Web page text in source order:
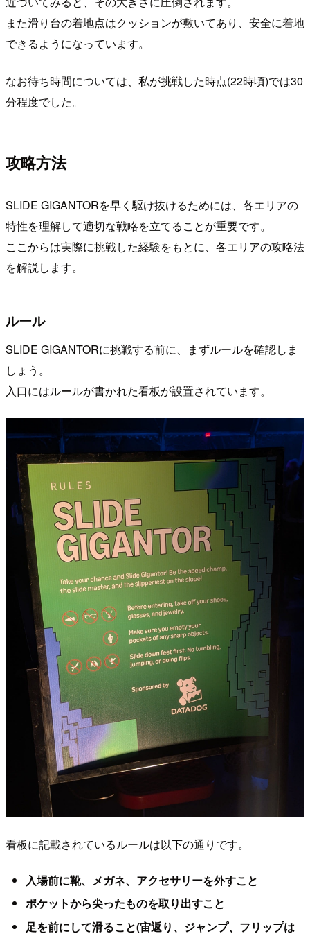
また滑り台の着地点はクッションが敷いてあり、安全に着地
できるようになっています。
なお待ち時間については、私が挑戦した時点(22時頃)では30
分程度でした。
攻略方法
SLIDE GIGANTORを早く駆け抜けるためには、各エリアの
特性を理解して適切な戦略を立てることが重要です。
ここからは実際に挑戦した経験をもとに、各エリアの攻略法
を解説します。
ルール
SLIDE GIGANTORに挑戦する前に、まずルールを確認しま
しょう。
入口にはルールが書かれた看板が設置されています。
看板に記載されているルールは以下の通りです。
入場前に靴、メガネ、アクセサリーを外すこと
ポケットから尖ったものを取り出すこと
足を前にして滑ること(宙返り、ジャンプ、フリップは